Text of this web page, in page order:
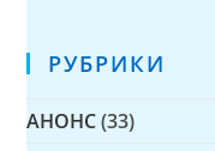
РУБРИКИ
АНОНС (33)